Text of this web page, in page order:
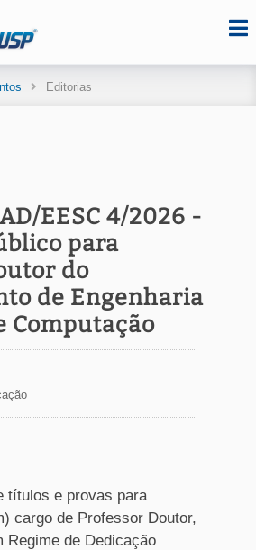
Editorias
EESC 4/2026 -
para
do
de Engenharia
Computação
títulos e provas para
cargo de Professor Doutor,
Regime de Dedicação